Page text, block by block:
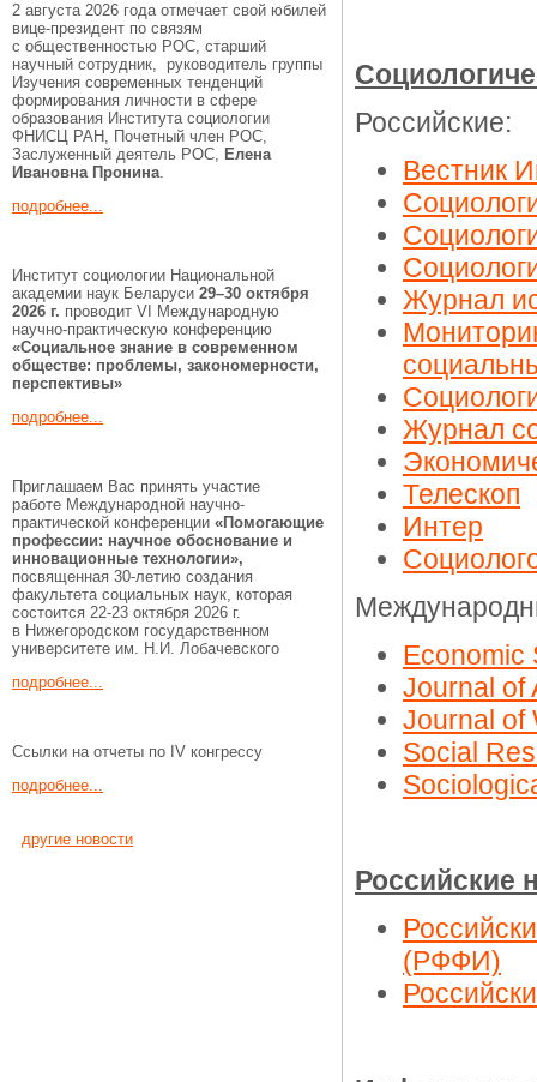
2 августа 2026 года отмечает свой юбилей
вице-президент по связям
с общественностью РОС, старший
научный сотрудник, руководитель группы
Изучения современных тенденций
формирования личности в сфере
образования Института социологии
ФНИСЦ РАН, Почетный член РОС,
Заслуженный деятель РОС, Елена
Ивановна Пронина.
подробнее...
Институт социологии Национальной
академии наук Беларуси 29–30 октября
2026 г. проводит VI Международную
научно-практическую конференцию
«Социальное знание в современном
обществе: проблемы, закономерности,
перспективы»
подробнее...
Приглашаем Вас принять участие
работе Международной научно-
практической конференции «Помогающие
профессии: научное обоснование и
инновационные технологии»,
посвященная 30-летию создания
факультета социальных наук, которая
состоится 22-23 октября 2026 г.
в Нижегородском государственном
университете им. Н.И. Лобачевского
подробнее...
Ссылки на отчеты по IV конгрессу
подробнее...
другие новости
Российские:
Вестник
Журнал
Журнал
Телескоп
Интер
Economic
Journal of
Journal of
Social
Российские
(РФФИ)